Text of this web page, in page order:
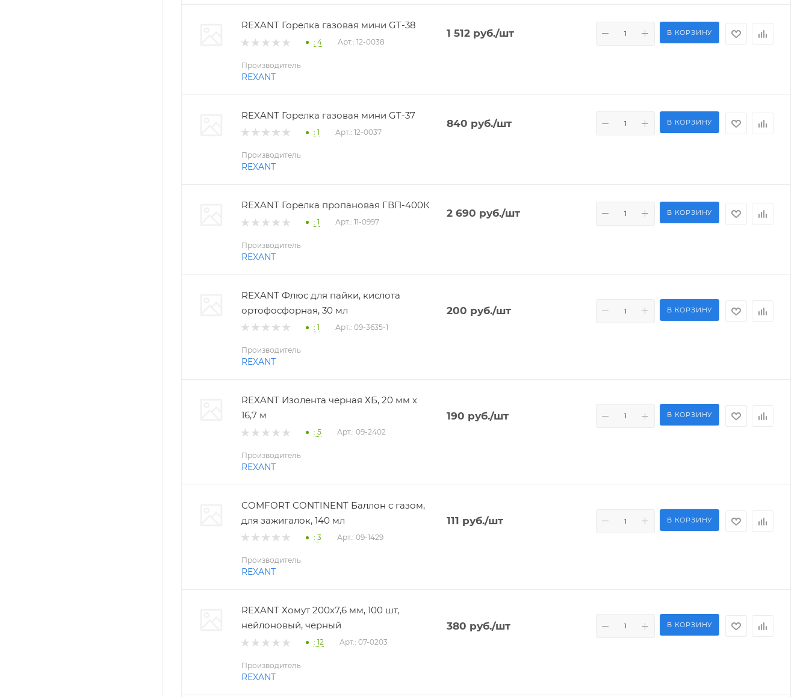
REXANT Горелка газовая мини GT-38
: 4 Арт.: 12-0038
1 512руб./шт В КОРЗИНУ
Производитель
REXANT
REXANT Горелка газовая мини GT-37
: 1 Арт.: 12-0037
840 руб./шт В КОРЗИНУ
Производитель
REXANT
REXANT Горелка пропановая ГВП-400К
: 1 Арт.: 11-0997
2 690 руб./шт В КОРЗИНУ
Производитель
REXANT
REXANT Флюс для пайки, кислота
ортофосфорная, 30 мл
: 1 Арт.: 09-3635-1
200 руб./шт В КОРЗИНУ
Производитель
REXANT
REXANT Изолента черная ХБ, 20 мм х
16,7 м
: 5 Арт.: 09-2402
190 руб./шт В КОРЗИНУ
Производитель
REXANT
COMFORT CONTINENT Баллон с газом,
для зажигалок, 140 мл
: 3 Арт.: 09-1429
111 руб./шт В КОРЗИНУ
Производитель
REXANT
REXANT Хомут 200х7,6 мм, 100 шт,
нейлоновый, черный
: 12 Арт.: 07-0203
380 руб./шт В КОРЗИНУ
Производитель
REXANT